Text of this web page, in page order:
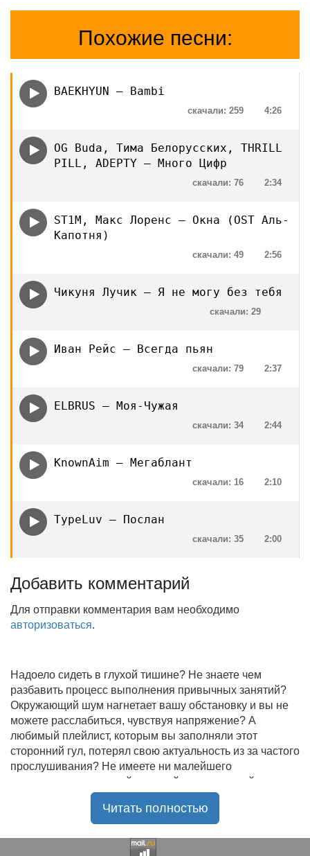
Похожие песни:
BAEKHYUN — Bambi
4:26
скачали: 259
OG Buda, Тима Белорусских, THRILL
PILL, ADEPTY — Много Цифр
2:34
скачали: 76
ST1M, Макс Лоренс — Окна (OST Аль-
Капотня)
2:56
скачали: 49
Чикуня Лучик — Я не могу без тебя
скачали: 29
Иван Рейс — Всегда пьян
2:37
скачали: 79
ELBRUS — Моя-Чужая
2:44
скачали: 34
KnownAim — Мегаблант
2:10
скачали: 16
TypeLuv — Послан
2:00
скачали: 35
Добавить комментарий
Для отправки комментария вам необходимо
авторизоваться.
Надоело сидеть в глухой тишине? Не знаете чем
разбавить процесс выполнения привычных занятий?
Окружающий шум нагнетает вашу обстановку и вы не
можете расслабиться, чувствуя напряжение? А
любимый плейлист, которым вы заполняли этот
сторонний гул, потерял свою актуальность из за частого
прослушивания? Не имеете ни малейшего
представления, где найти новый качественный контент
на замену старому? В таком случае вы обратились по
радостью приветствует своих старых и новых
Читать полностью